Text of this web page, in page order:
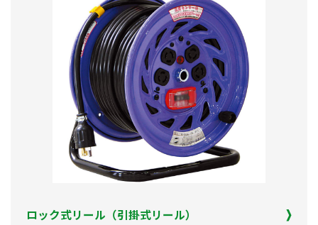
ロック式リール（引掛式リール）